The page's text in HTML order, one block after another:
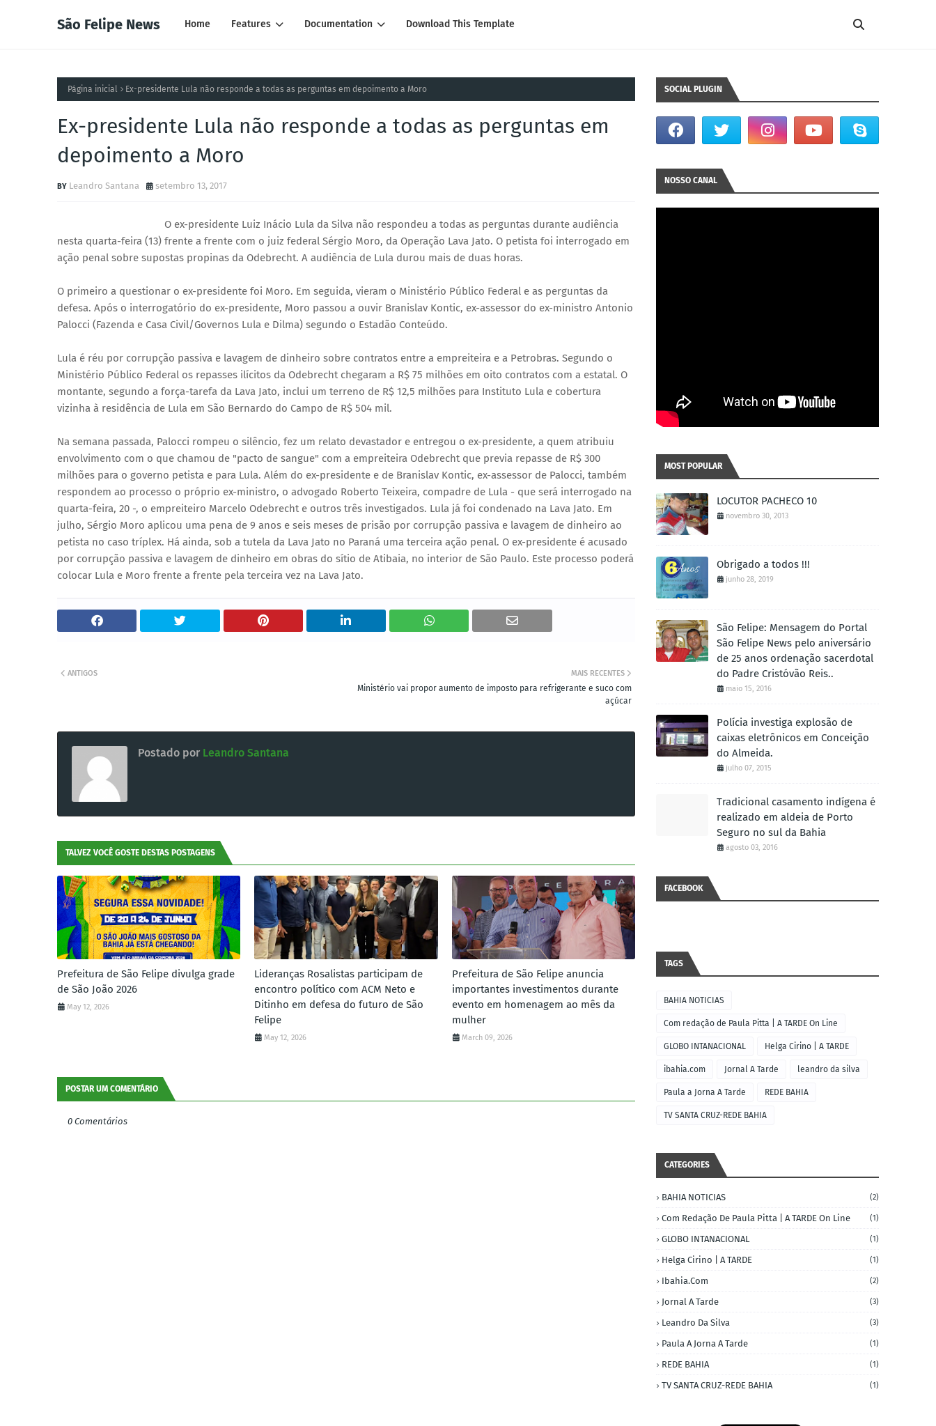
São Felipe News Home Features Documentation Download This Template
Página inicial Ex-presidente Lula não responde a todas as perguntas em depoimento a Moro
Ex-presidente Lula não responde a todas as perguntas em
depoimento a Moro
Leandro Santana setembro 13, 2017
O ex-presidente Luiz Inácio Lula da Silva não respondeu a todas as perguntas durante audiência
nesta quarta-feira (13) frente a frente com o juiz federal Sérgio Moro, da Operação Lava Jato. O petista foi interrogado em
ação penal sobre supostas propinas da Odebrecht. A audiência de Lula durou mais de duas horas.
O primeiro a questionar o ex-presidente foi Moro. Em seguida, vieram o Ministério Público Federal e as perguntas da
defesa. Após o interrogatório do ex-presidente, Moro passou a ouvir Branislav Kontic, ex-assessor do ex-ministro Antonio
Palocci (Fazenda e Casa Civil/Governos Lula e Dilma) segundo o Estadão Conteúdo.
Lula é réu por corrupção passiva e lavagem de dinheiro sobre contratos entre a empreiteira e a Petrobras. Segundo o
Ministério Público Federal os repasses ilícitos da Odebrecht chegaram a R$ 75 milhões em oito contratos com a estatal. O
montante, segundo a força-tarefa da Lava Jato, inclui um terreno de R$ 12,5 milhões para Instituto Lula e cobertura
vizinha à residência de Lula em São Bernardo do Campo de R$ 504 mil.
Na semana passada, Palocci rompeu o silêncio, fez um relato devastador e entregou o ex-presidente, a quem atribuiu
envolvimento com o que chamou de "pacto de sangue" com a empreiteira Odebrecht que previa repasse de R$ 300
milhões para o governo petista e para Lula. Além do ex-presidente e de Branislav Kontic, ex-assessor de Palocci, também
respondem ao processo o próprio ex-ministro, o advogado Roberto Teixeira, compadre de Lula - que será interrogado na
quarta-feira, 20 -, o empreiteiro Marcelo Odebrecht e outros três investigados. Lula já foi condenado na Lava Jato. Em
julho, Sérgio Moro aplicou uma pena de 9 anos e seis meses de prisão por corrupção passiva e lavagem de dinheiro ao
petista no caso tríplex. Há ainda, sob a tutela da Lava Jato no Paraná uma terceira ação penal. O ex-presidente é acusado
por corrupção passiva e lavagem de dinheiro em obras do sítio de Atibaia, no interior de São Paulo. Este processo poderá
colocar Lula e Moro frente a frente pela terceira vez na Lava Jato.
MAIS RECENTES
Ministério vai propor aumento de imposto para refrigerante e suco com
açúcar
ANTIGOS
Postado por Leandro Santana
TALVEZ VOCÊ GOSTE DESTAS POSTAGENS
Prefeitura de São Felipe divulga grade
de São João 2026
May 12, 2026
Lideranças Rosalistas participam de
encontro político com ACM Neto e
Ditinho em defesa do futuro de São
Felipe
May 12, 2026
Prefeitura de São Felipe anuncia
importantes investimentos durante
evento em homenagem ao mês da
mulher
March 09, 2026
POSTAR UM COMENTÁRIO
0 Comentários
SOCIAL PLUGIN
NOSSO CANAL
MOST POPULAR
LOCUTOR PACHECO 10
novembro 30, 2013
Obrigado a todos !!!
junho 28, 2019
São Felipe: Mensagem do Portal
São Felipe News pelo aniversário
de 25 anos ordenação sacerdotal
do Padre Cristóvão Reis..
maio 15, 2016
Polícia investiga explosão de
caixas eletrônicos em Conceição
do Almeida.
julho 07, 2015
Tradicional casamento indígena é
realizado em aldeia de Porto
Seguro no sul da Bahia
agosto 03, 2016
FACEBOOK
TAGS
BAHIA NOTICIAS
Com redação de Paula Pitta | A TARDE On Line
GLOBO INTANACIONAL Helga Cirino | A TARDE
ibahia.com Jornal A Tarde leandro da silva
Paula a Jorna A Tarde REDE BAHIA
TV SANTA CRUZ-REDE BAHIA
CATEGORIES
BAHIA NOTICIAS (2)
Com Redação De Paula Pitta | A TARDE On Line (1)
GLOBO INTANACIONAL (1)
Helga Cirino | A TARDE (1)
Ibahia.com (2)
Jornal A Tarde (3)
Leandro Da Silva (3)
Paula A Jorna A Tarde (1)
REDE BAHIA (1)
TV SANTA CRUZ-REDE BAHIA (1)